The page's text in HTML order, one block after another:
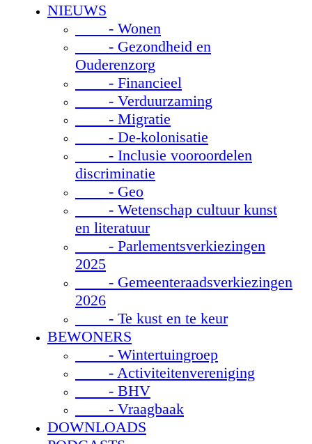
NIEUWS
- Wonen
- Gezondheid en
Ouderenzorg
- Financieel
- Verduurzaming
- Migratie
- De-kolonisatie
- Inclusie vooroordelen
discriminatie
- Geo
- Wetenschap cultuur kunst
en literatuur
- Parlementsverkiezingen
2025
- Gemeenteraadsverkiezingen
2026
- Te kust en te keur
BEWONERS
- Wintertuingroep
- Activiteitenvereniging
- BHV
- Vraagbaak
DOWNLOADS